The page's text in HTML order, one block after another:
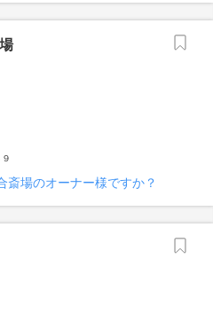
斎場のオーナー様ですか？